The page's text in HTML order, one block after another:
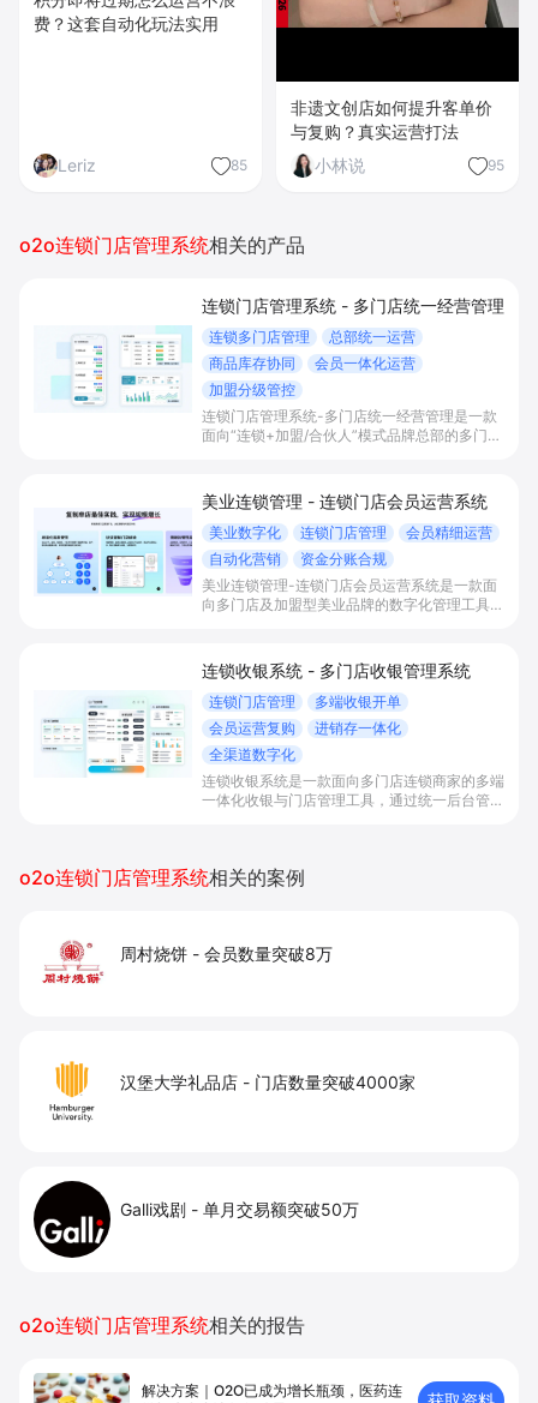
费？这套自动化玩法实用
Leriz 85
非遗文创店如何提升客单价
与复购？真实运营打法
小林说
95
o2o连锁门店管理系统相关的产品
连锁门店管理系统 - 多门店统一经营管理
连锁多门店管理
总部统一运营
商品库存协同
会员一体化运营
加盟分级管控
连锁门店管理系统-多门店统一经营管理是一款
面向“连锁+加盟/合伙人”模式品牌总部的多门店
行协同运营与精细管控，降低扩店风险、提升运
营效率与资金周转。
美业连锁管理 - 连锁门店会员运营系统
美业数字化 连锁门店管理
会员精细运营
自动化营销
资金分账合规
美业连锁管理-连锁门店会员运营系统是一款面
向多门店及加盟型美业品牌的数字化管理工具，
提升复购率与品牌连锁运营效率。
连锁收银系统 - 多门店收银管理系统
连锁门店管理
多端收银开单
会员运营复购
进销存一体化
全渠道数字化
连锁收银系统是一款面向多门店连锁商家的多端
一体化收银与门店管理工具，通过统一后台管控
o2o连锁门店管理系统相关的案例
周村烧饼 - 会员数量突破8万
汉堡大学礼品店 - 门店数量突破4000家
Galli戏剧 - 单月交易额突破50万
o2o连锁门店管理系统相关的报告
解决方案｜O2O已成为增长瓶颈，医药连